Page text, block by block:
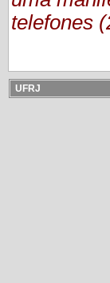
telefones
UFRJ